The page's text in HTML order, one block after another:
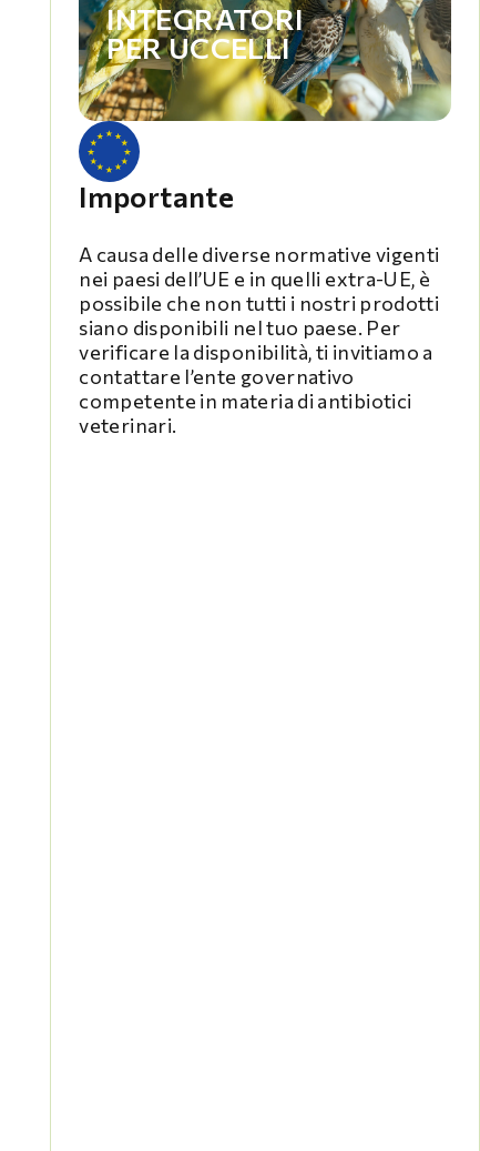
INTEGRATORI
PER UCCELLI
Importante
A causa delle diverse normative vigenti
nei paesi dell’UE e in quelli extra-UE, è
possibile che non tutti i nostri prodotti
siano disponibili nel tuo paese. Per
verificare la disponibilità, ti invitiamo a
contattare l’ente governativo
competente in materia di antibiotici
veterinari.